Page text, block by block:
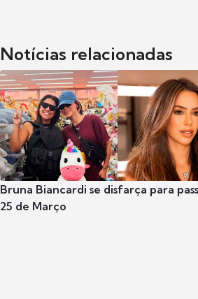
Notícias relacionadas
Bruna Biancardi se disfarça para
25 de Março